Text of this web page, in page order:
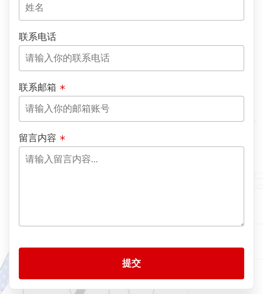
联系电话
联系邮箱
留言内容
提交